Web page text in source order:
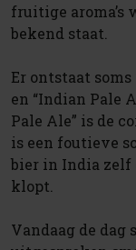
fruitige aroma’s
bekend staat.
Er ontstaat
en “Indian Pale
Pale Ale” is de
is een foutieve
bier in India zelf
klopt.
Vandaag de dag